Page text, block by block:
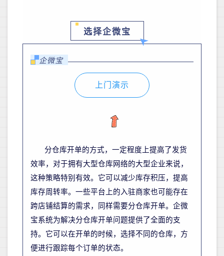
选择企微宝
企微宝
上门演示
分仓库开单的方式，一定程度上提高 了发货
效率，对于拥有大型仓库网络的大型企业来说，
这种策略特别有效。它可以减少库存积压，提高
库存周转率。 一些平台上的入驻商家也可能存在
跨店铺结算的需求，同样需要分仓库开单。企微
宝系统为解决分仓库开单问题提供了全面的支
持。它可以在开单的时候，选择不同的仓库，方
便进行跟踪每个订单的状态。